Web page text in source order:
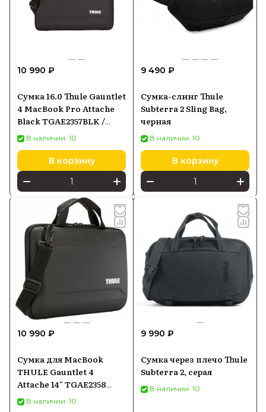
10 990 ₽
Сумка 16.0 Thule Gauntlet
4 MacBook Pro Attache
Black TGAE2357BLK /
3204936
В наличии: 10
В корзину
9 490 ₽
Сумка-слинг Thule
Subterra 2 Sling Bag,
черная
В наличии: 10
В корзину
10 990 ₽
Сумка для MacBook
THULE Gauntlet 4
Attache 14" TGAE2358
Black (3204937)
В наличии: 10
9 990 ₽
Сумка через плечо Thule
Subterra 2, серая
В наличии: 10